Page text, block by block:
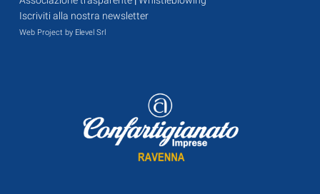
Iscriviti alla nostra newsletter
Web Project by Elevel Srl